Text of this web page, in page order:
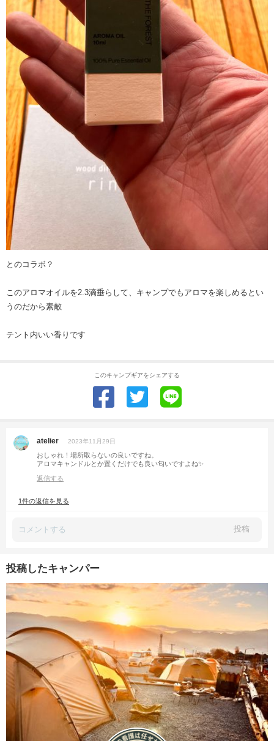
とのコラボ？
このアロマオイルを2.3滴垂らして、キャンプでもアロマを楽しめるとい
うのだから素敵
テント内いい香りです
このキャンプギアをシェアする
atelier 2023年11月29日
おしゃれ！場所取らないの良いですね。
アロマキャンドルとか置くだけでも良い匂いですよね✨
返信する
1件の返信を見る
投稿
投稿したキャンパー